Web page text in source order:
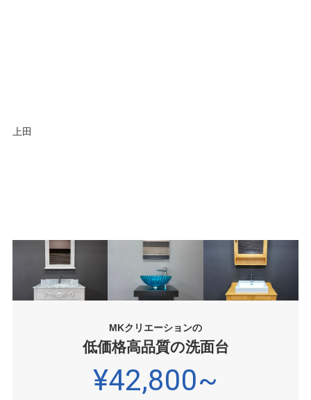
上田
MKクリエーションの
低価格高品質の洗面台
¥42,800~